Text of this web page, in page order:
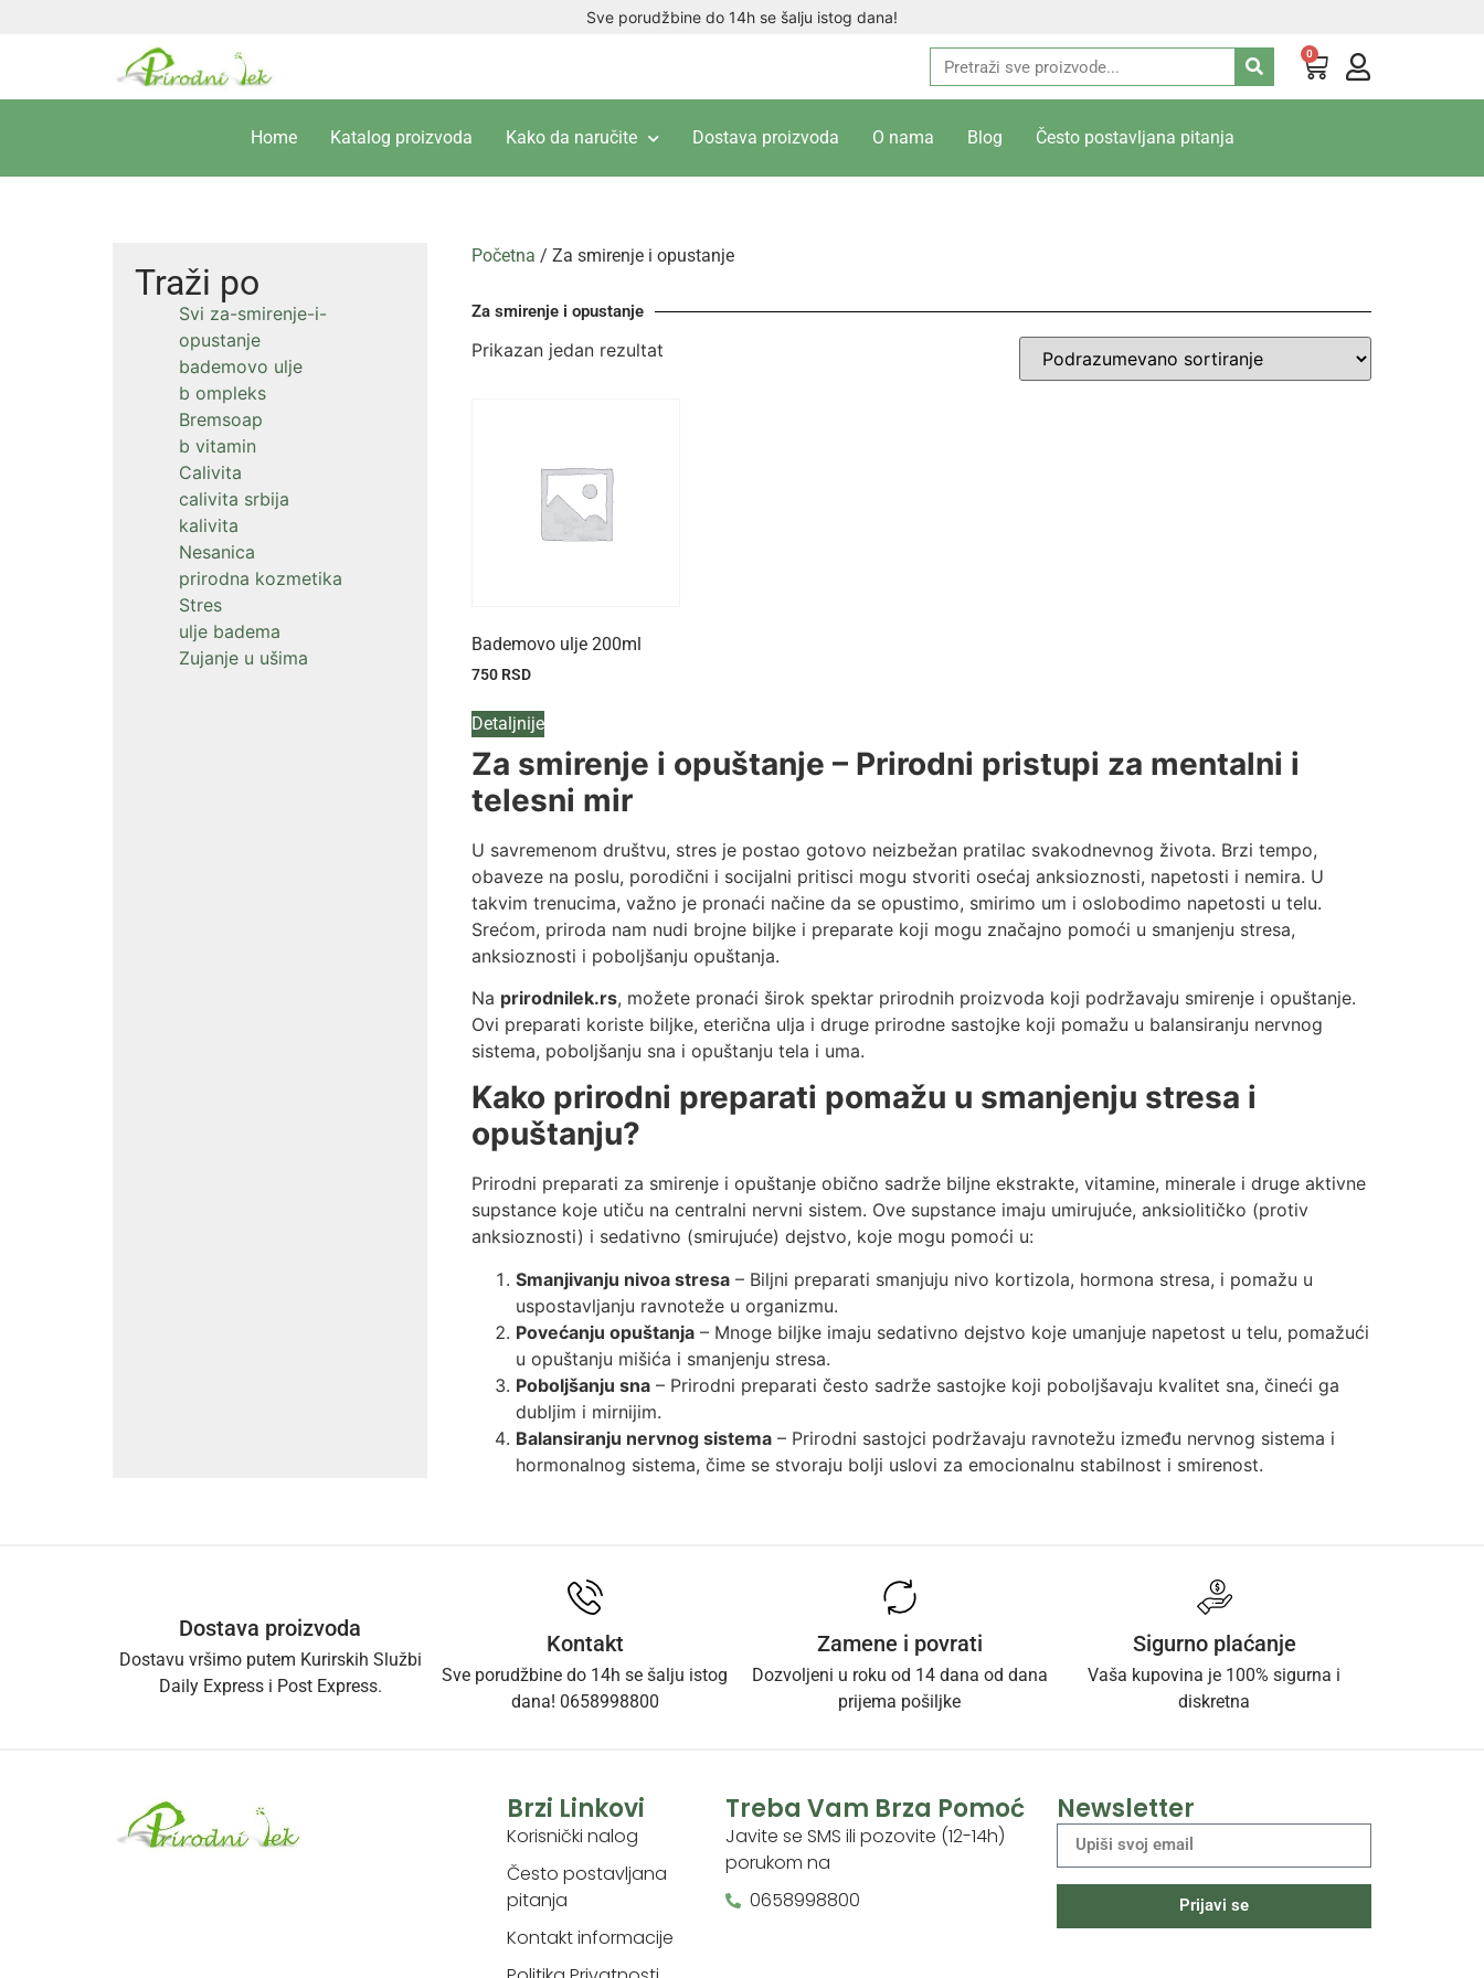
Sve porudžbine do 14h se šalju istog dana!
0
Home Katalog proizvoda Kako da naručite Dostava proizvoda O nama Blog Često postavljana pitanja
Traži po
Svi za-smirenje-i-
opustanje
bademovo ulje
b ompleks
Bremsoap
b vitamin
Calivita
calivita srbija
kalivita
Nesanica
prirodna kozmetika
Stres
ulje badema
Zujanje u ušima
Početna / Za smirenje i opustanje
Za smirenje i opustanje
Prikazan jedan rezultat
Bademovo ulje 200ml
750 RSD
Detaljnije
Za smirenje i opuštanje – Prirodni pristupi za mentalni i
telesni mir
U savremenom društvu, stres je postao gotovo neizbežan pratilac svakodnevnog života. Brzi tempo,
obaveze na poslu, porodični i socijalni pritisci mogu stvoriti osećaj anksioznosti, napetosti i nemira. U
takvim trenucima, važno je pronaći načine da se opustimo, smirimo um i oslobodimo napetosti u telu.
Srećom, priroda nam nudi brojne biljke i preparate koji mogu značajno pomoći u smanjenju stresa,
anksioznosti i poboljšanju opuštanja.
Na prirodnilek.rs, možete pronaći širok spektar prirodnih proizvoda koji podržavaju smirenje i opuštanje.
Ovi preparati koriste biljke, eterična ulja i druge prirodne sastojke koji pomažu u balansiranju nervnog
sistema, poboljšanju sna i opuštanju tela i uma.
Kako prirodni preparati pomažu u smanjenju stresa i
opuštanju?
Prirodni preparati za smirenje i opuštanje obično sadrže biljne ekstrakte, vitamine, minerale i druge aktivne
supstance koje utiču na centralni nervni sistem. Ove supstance imaju umirujuće, anksiolitičko (protiv
anksioznosti) i sedativno (smirujuće) dejstvo, koje mogu pomoći u:
Smanjivanju nivoa stresa – Biljni preparati smanjuju nivo kortizola, hormona stresa, i pomažu u
uspostavljanju ravnoteže u organizmu.
Povećanju opuštanja – Mnoge biljke imaju sedativno dejstvo koje umanjuje napetost u telu, pomažući
u opuštanju mišića i smanjenju stresa.
Poboljšanju sna – Prirodni preparati često sadrže sastojke koji poboljšavaju kvalitet sna, čineći ga
dubljim i mirnijim.
Balansiranju nervnog sistema – Prirodni sastojci podržavaju ravnotežu između nervnog sistema i
hormonalnog sistema, čime se stvoraju bolji uslovi za emocionalnu stabilnost i smirenost.
Dostava proizvoda
Dostavu vršimo putem Kurirskih Službi
Daily Express i Post Express.
Kontakt
Sve porudžbine do 14h se šalju istog
dana! 0658998800
Zamene i povrati
Dozvoljeni u roku od 14 dana od dana
prijema pošiljke
Sigurno plaćanje
Vaša kupovina je 100% sigurna i
diskretna
Brzi Linkovi
Korisnički nalog
Često postavljana
pitanja
Kontakt informacije
Treba Vam Brza Pomoć
Javite se SMS ili pozovite (12-14h)
porukom na
0658998800
Newsletter
Prijavi se